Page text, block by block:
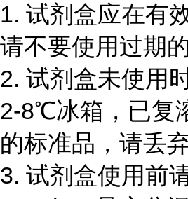
1. 试剂盒应在有
请不要使用过期的
2. 试剂盒未使用
2-8℃冰箱，已复
的标准品，请丢弃
3. 试剂盒使用前